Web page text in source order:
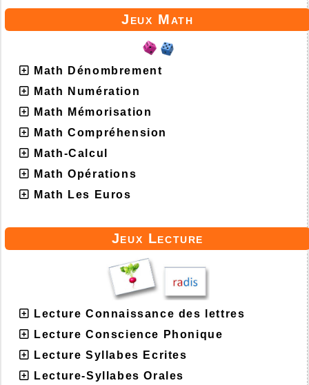
Jeux Math
Math Dénombrement
Math Numération
Math Mémorisation
Math Compréhension
Math-Calcul
Math Opérations
Math Les Euros
Jeux Lecture
Lecture Connaissance des lettres
Lecture Conscience Phonique
Lecture Syllabes Ecrites
Lecture-Syllabes Orales